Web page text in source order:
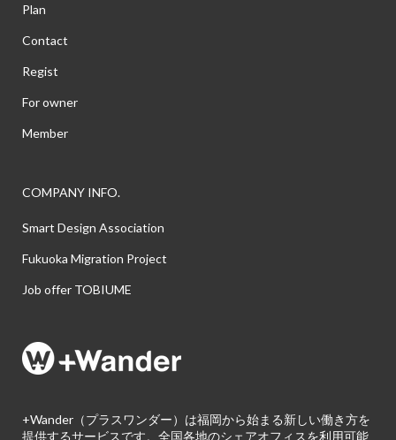
Plan
Contact
Regist
For owner
Member
COMPANY INFO.
Smart Design Association
Fukuoka Migration Project
Job offer TOBIUME
+Wander（プラスワンダー）は福岡から始まる新しい働き方を
提供するサービスです。全国各地のシェアオフィスを利用可能